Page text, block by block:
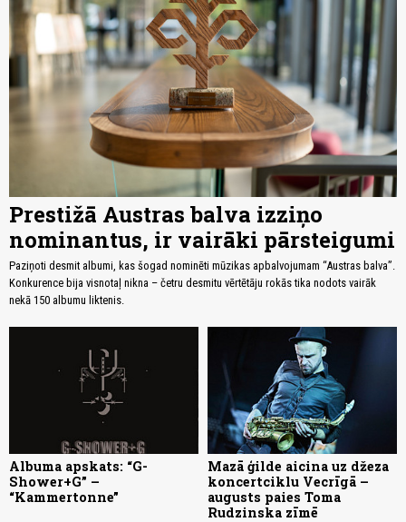
Prestižā Austras balva izziņo
nominantus, ir vairāki pārsteigumi
Paziņoti desmit albumi, kas šogad nominēti mūzikas apbalvojumam “Austras balva”.
Konkurence bija visnotaļ nikna – četru desmitu vērtētāju rokās tika nodots vairāk
nekā 150 albumu liktenis.
Albuma apskats: “G-
Shower+G” –
“Kammertonne”
Mazā ģilde aicina uz džeza
koncertciklu Vecrīgā –
augusts paies Toma
Rudzinska zīmē